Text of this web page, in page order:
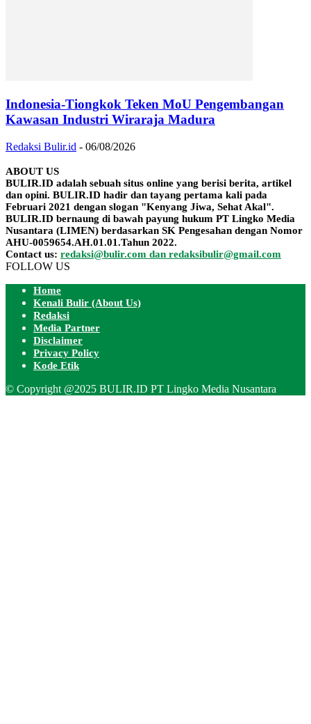
Indonesia-Tiongkok Teken MoU Pengembangan
Kawasan Industri Wiraraja Madura
Redaksi Bulir.id - 06/08/2026
ABOUT US
BULIR.ID adalah sebuah situs online yang berisi berita, artikel
dan opini. BULIR.ID hadir dan tayang pertama kali pada
Februari 2021 dengan slogan "Kenyang Jiwa, Sehat Akal".
BULIR.ID bernaung di bawah payung hukum PT Lingko Media
Nusantara (LIMEN) berdasarkan SK Pengesahan dengan Nomor
AHU-0059654.AH.01.01.Tahun 2022.
Contact us: redaksi@bulir.com dan redaksibulir@gmail.com
FOLLOW US
Home
Kenali Bulir (About Us)
Redaksi
Media Partner
Disclaimer
Privacy Policy
Kode Etik
© Copyright @2025 BULIR.ID PT Lingko Media Nusantara